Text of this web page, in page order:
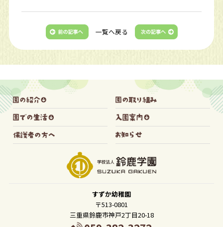
一覧へ戻る
すずか幼稚園
〒513-0801
三重県鈴鹿市神戸2丁目20-18